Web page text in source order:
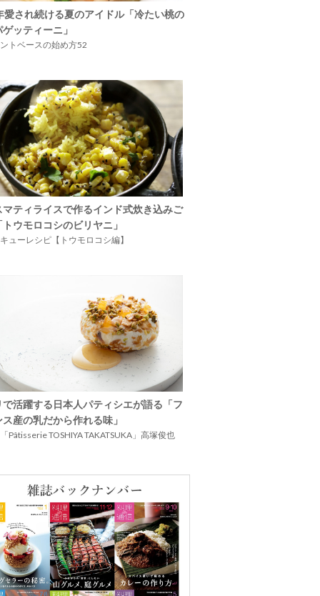
愛され続ける夏のアイドル「冷たい桃の
ッティーニ」
トベースの始め方52
マティライスで作るインド式炊き込みご
ウモロコシのビリヤニ」
ューレシピ【トウモロコシ編】
で活躍する日本人パティシエが語る「フ
産の乳だから作れる味」
Pâtisserie TOSHIYA TAKATSUKA」高塚俊也